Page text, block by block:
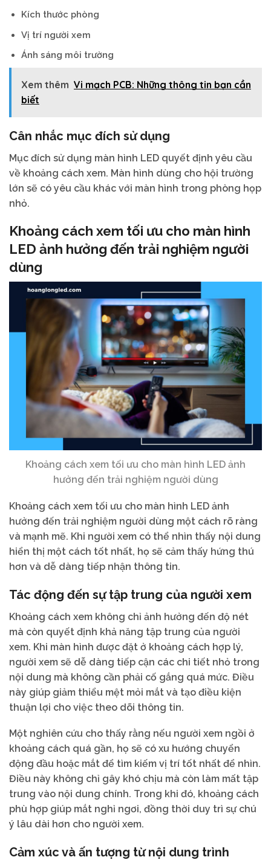
Kích thước phòng
Vị trí người xem
Ánh sáng môi trường
Xem thêm Vi mạch PCB: Những thông tin bạn cần
biết
Cân nhắc mục đích sử dụng
Mục đích sử dụng màn hình LED quyết định yêu cầu
về khoảng cách xem. Màn hình dùng cho hội trường
lớn sẽ có yêu cầu khác với màn hình trong phòng họp
nhỏ.
Khoảng cách xem tối ưu cho màn hình
LED ảnh hưởng đến trải nghiệm người
dùng
Khoảng cách xem tối ưu cho màn hình LED ảnh
hưởng đến trải nghiệm người dùng
Khoảng cách xem tối ưu cho màn hình LED ảnh
hưởng đến trải nghiệm người dùng một cách rõ ràng
và mạnh mẽ. Khi người xem có thể nhìn thấy nội dung
hiển thị một cách tốt nhất, họ sẽ cảm thấy hứng thú
hơn và dễ dàng tiếp nhận thông tin.
Tác động đến sự tập trung của người xem
Khoảng cách xem không chỉ ảnh hưởng đến độ nét
mà còn quyết định khả năng tập trung của người
xem. Khi màn hình được đặt ở khoảng cách hợp lý,
người xem sẽ dễ dàng tiếp cận các chi tiết nhỏ trong
nội dung mà không cần phải cố gắng quá mức. Điều
này giúp giảm thiểu mệt mỏi mắt và tạo điều kiện
thuận lợi cho việc theo dõi thông tin.
Một nghiên cứu cho thấy rằng nếu người xem ngồi ở
khoảng cách quá gần, họ sẽ có xu hướng chuyển
động đầu hoặc mắt để tìm kiếm vị trí tốt nhất để nhìn.
Điều này không chỉ gây khó chịu mà còn làm mất tập
trung vào nội dung chính. Trong khi đó, khoảng cách
phù hợp giúp mắt nghỉ ngơi, đồng thời duy trì sự chú
ý lâu dài hơn cho người xem.
Cảm xúc và ấn tượng từ nội dung trình